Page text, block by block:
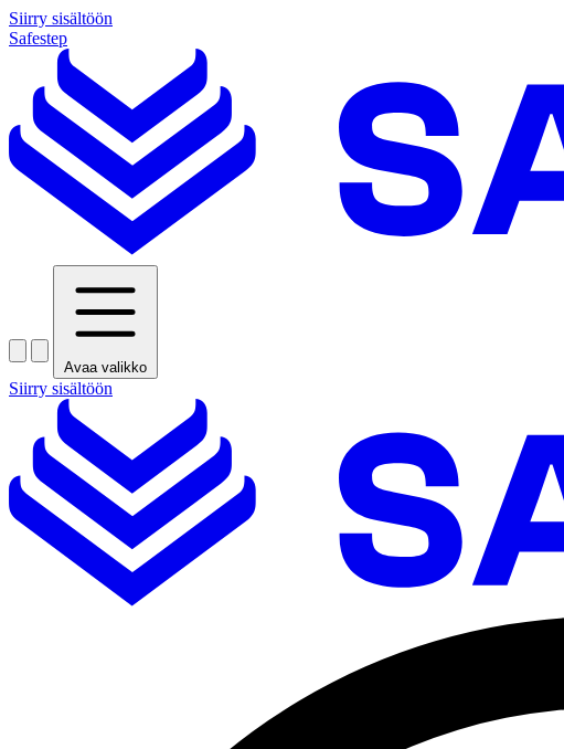
Siirry sisältöön
Safestep
Avaa valikko
Siirry sisältöön